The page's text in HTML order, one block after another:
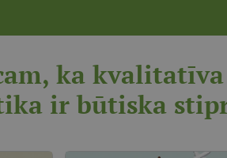
ka
ir būtiska